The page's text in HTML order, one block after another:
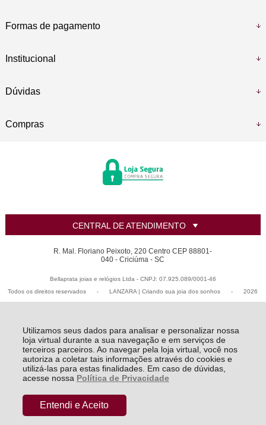
Utilizamos seus dados para analisar e personalizar nossa
loja virtual durante a sua navegação e em serviços de
terceiros parceiros. Ao navegar pela loja virtual, você nos
autoriza a coletar tais informações através do cookies e
utilizá-las para estas finalidades. Em caso de dúvidas,
acesse nossa Política de Privacidade
Entendi e Aceito
Formas de pagamento
Institucional
Dúvidas
Compras
CENTRAL DE ATENDIMENTO
R. Mal. Floriano Peixoto, 220 Centro CEP 88801-
040 - Criciúma - SC
Bellaprata joias e relógios Ltda - CNPJ: 07.925.089/0001-46
Todos os direitos reservados
- LANZARA | Criando sua joia dos sonhos - 2026